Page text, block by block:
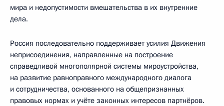
мира и недопустимости вмешательства в их внутренние
дела.
Россия последовательно поддерживает усилия Движения
неприсоединения, направленные на построение
справедливой многополярной системы мироустройства,
на развитие равноправного международного диалога
и сотрудничества, основанного на общепризнанных
правовых нормах и учёте законных интересов партнёров.